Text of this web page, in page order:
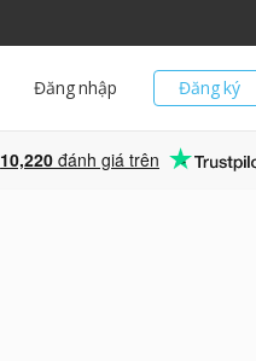
Đăng ký
Đăng nhập
10,220 đánh giá trên